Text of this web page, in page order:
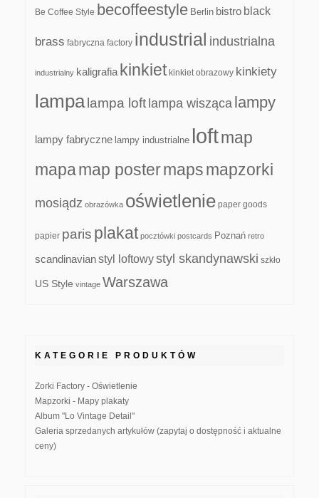
Be Coffee Style becoffeestyle Berlin bistro black
brass fabryczna factory industrial industrialna
industrialny kaligrafia kinkiet kinkiet obrazowy kinkiety
lampa lampa loft lampa wisząca lampy
lampy fabryczne lampy industrialne loftmap
mapamap postermapsmapzorki
mosiądz obrazówka oświetlenie paper goods
papier paris plakat pocztówki postcards Poznań retro
scandinavianstyl loftowystyl skandynawski szkło
US Style vintage Warszawa
KATEGORIE PRODUKTÓW
Zorki Factory - Oświetlenie
Mapzorki - Mapy plakaty
Album "Lo Vintage Detail"
Galeria sprzedanych artykułów (zapytaj o dostępność i aktualne
ceny)